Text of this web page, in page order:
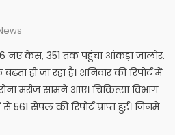
नए केस, 351 तक पहुंचा आंकड़ा जालोर.
ही जा रहा है। शनिवार की रिपोर्ट में
मरीज सामने आए। चिकित्सा विभाग
561 सैंपल की रिपोर्ट प्राप्त हुई। जिनमें